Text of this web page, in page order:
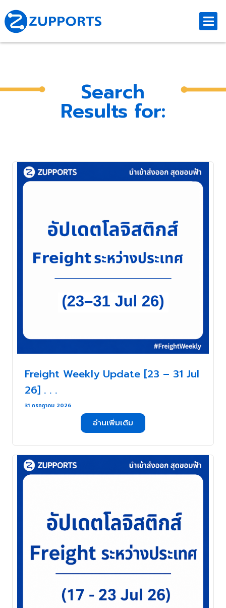
Search
Results for:
Freight Weekly Update [23 – 31 Jul
26] . . .
31 กรกฎาคม 2026
อ่านเพิ่มเติม